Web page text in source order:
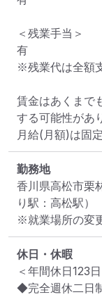
＜残業手当＞
有
※残業代は全額
賃金はあくまで
する可能性があ
月給(月額)は固
勤務地
香川県高松市栗
り駅：高松駅）
※就業場所の変
休日・休暇
＜年間休日123日
◆完全週休二日